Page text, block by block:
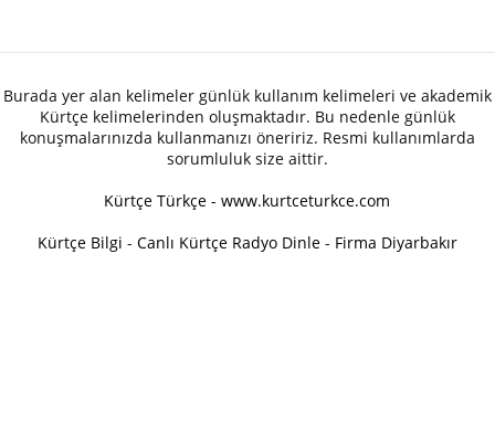
Burada yer alan kelimeler günlük kullanım kelimeleri ve akademik
Kürtçe kelimelerinden oluşmaktadır. Bu nedenle günlük
konuşmalarınızda kullanmanızı öneririz. Resmi kullanımlarda
sorumluluk size aittir.
Kürtçe Türkçe - www.kurtceturkce.com
Kürtçe Bilgi - Canlı Kürtçe Radyo Dinle - Firma Diyarbakır